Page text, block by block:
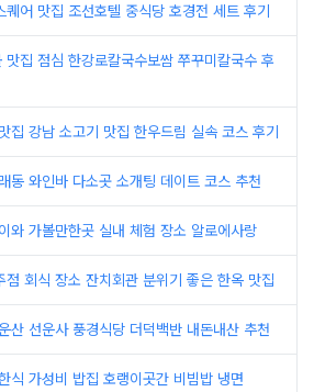
퀘어 맛집 조선호텔 중식당 호경전 세트 후기
맛집 점심 한강로칼국수보쌈 쭈꾸미칼국수 후
집 강남 소고기 맛집 한우드림 실속 코스 후기
동 와인바 다소곳 소개팅 데이트 코스 추천
와 가볼만한곳 실내 체험 장소 알로에사랑
점 회식 장소 잔치회관 분위기 좋은 한옥 맛집
산 선운사 풍경식당 더덕백반 내돈내산 추천
식 가성비 밥집 호랭이곳간 비빔밥 냉면